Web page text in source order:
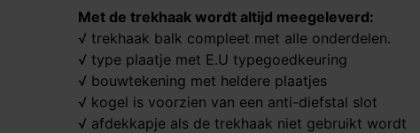
Met de trekhaak wordt altijd meegeleverd:
√ trekhaak balk compleet met alle onderdelen.
√ type plaatje met E.U typegoedkeuring
√ bouwtekening met heldere plaatjes
√ kogel is voorzien van een anti-diefstal slot
√ afdekkapje als de trekhaak niet gebruikt wordt